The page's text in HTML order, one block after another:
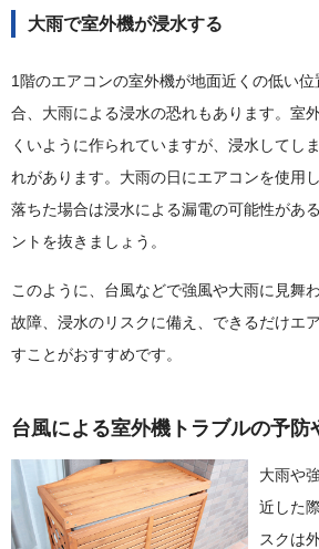
大雨で室外機が浸水する
1階のエアコンの室外機が地面近くの低い
合、大雨による浸水の恐れもあります。室
くいように作られていますが、浸水してし
れがあります。大雨の日にエアコンを使用
落ちた場合は浸水による漏電の可能性があ
ントを抜きましょう。
このように、台風などで強風や大雨に見舞
故障、浸水のリスクに備え、できるだけエ
すことがおすすめです。
台風による室外機トラブルの予防
大雨や
近した
スクは